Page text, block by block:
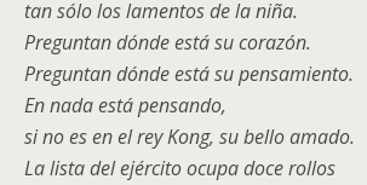
tan sólo los lamentos de la niña.
Preguntan dónde está su corazón.
Preguntan dónde está su pensamiento.
En nada está pensando,
si no es en el rey Kong, su bello amado.
La lista del ejército ocupa doce rollos